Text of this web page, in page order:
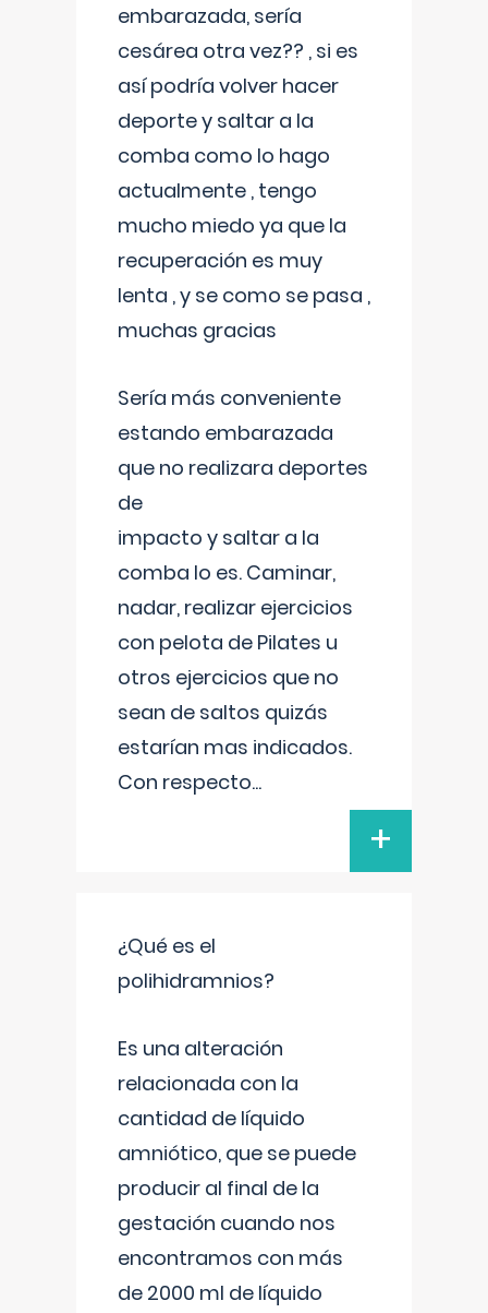
embarazada, sería
cesárea otra vez?? , si es
así podría volver hacer
deporte y saltar a la
comba como lo hago
actualmente , tengo
mucho miedo ya que la
recuperación es muy
lenta , y se como se pasa ,
muchas gracias
Sería más conveniente
estando embarazada
que no realizara deportes
de
impacto y saltar a la
comba lo es. Caminar,
nadar, realizar ejercicios
con pelota de Pilates u
otros ejercicios que no
sean de saltos quizás
estarían mas indicados.
Con respecto...
+
¿Qué es el
polihidramnios?
Es una alteración
relacionada con la
cantidad de líquido
amniótico, que se puede
producir al final de la
gestación cuando nos
encontramos con más
de 2000 ml de líquido